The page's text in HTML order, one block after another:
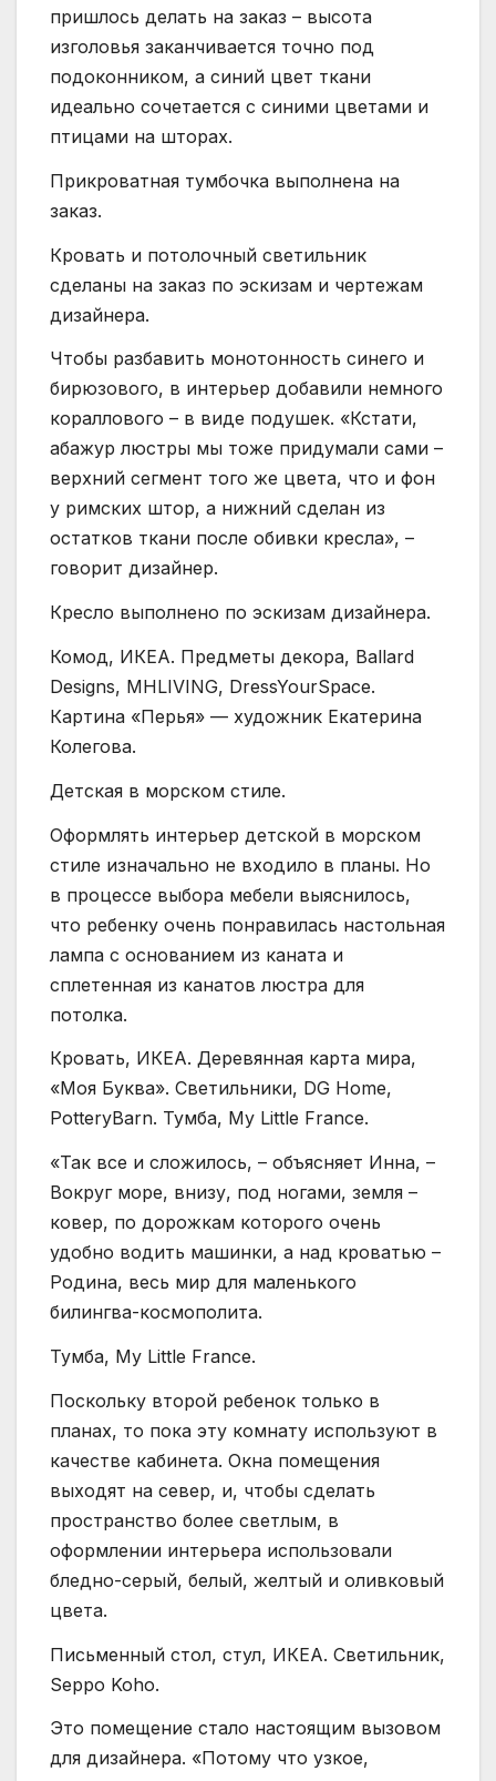
пришлось делать на заказ – высота
изголовья заканчивается точно под
подоконником, а синий цвет ткани
идеально сочетается с синими цветами и
птицами на шторах.
Прикроватная тумбочка выполнена на
заказ.
Кровать и потолочный светильник
сделаны на заказ по эскизам и чертежам
дизайнера.
Чтобы разбавить монотонность синего и
бирюзового, в интерьер добавили немного
кораллового – в виде подушек. «Кстати,
абажур люстры мы тоже придумали сами –
верхний сегмент того же цвета, что и фон
у римских штор, а нижний сделан из
остатков ткани после обивки кресла», –
говорит дизайнер.
Кресло выполнено по эскизам дизайнера.
Комод, ИКЕА. Предметы декора, Ballard
Designs, MHLIVING, DressYourSpace.
Картина «Перья» — художник Екатерина
Колегова.
Детская в морском стиле.
Оформлять интерьер детской в морском
стиле изначально не входило в планы. Но
в процессе выбора мебели выяснилось,
что ребенку очень понравилась настольная
лампа с основанием из каната и
сплетенная из канатов люстра для
потолка.
Кровать, ИКЕА. Деревянная карта мира,
«Моя Буква». Светильники, DG Home,
PotteryBarn. Тумба, My Little France.
«Так все и сложилось, – объясняет Инна, –
Вокруг море, внизу, под ногами, земля –
ковер, по дорожкам которого очень
удобно водить машинки, а над кроватью –
Родина, весь мир для маленького
билингва-космополита.
Тумба, My Little France.
Поскольку второй ребенок только в
планах, то пока эту комнату используют в
качестве кабинета. Окна помещения
выходят на север, и, чтобы сделать
пространство более светлым, в
оформлении интерьера использовали
бледно-серый, белый, желтый и оливковый
цвета.
Письменный стол, стул, ИКЕА. Светильник,
Seppo Koho.
Это помещение стало настоящим вызовом
для дизайнера. «Потому что узкое,